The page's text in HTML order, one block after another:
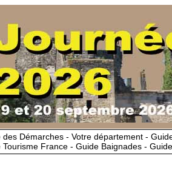
des Démarches - Votre département -
Tourisme France - Guide Baignades -